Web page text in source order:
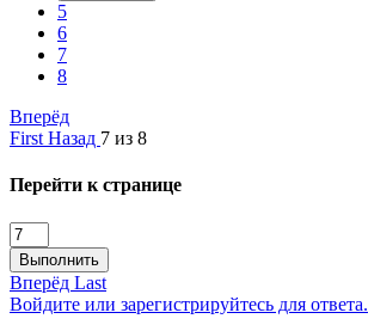
5
6
7
8
Вперёд
First Назад 7 из 8
Перейти к странице
Выполнить
Вперёд Last
Войдите или зарегистрируйтесь для ответа.